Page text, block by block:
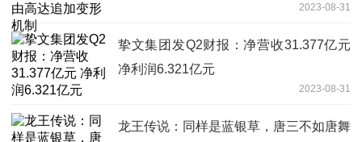
2023-08-31
挚文集团发Q2财报：净营收31.377亿元
净利润6.321亿元
2023-08-31
龙王传说：同样是蓝银草，唐三不如唐舞